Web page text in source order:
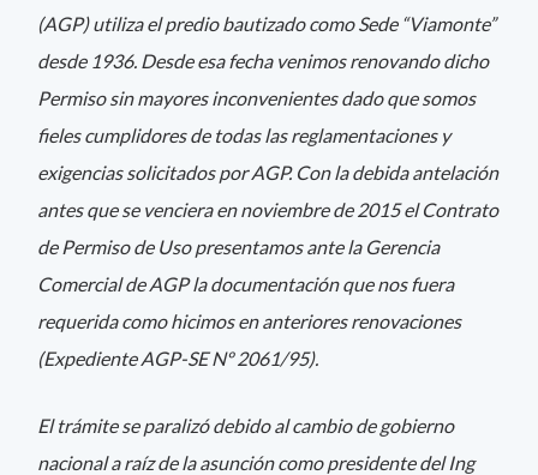
(AGP) utiliza el predio bautizado como Sede “Viamonte”
desde 1936. Desde esa fecha venimos renovando dicho
Permiso sin mayores inconvenientes dado que somos
fieles cumplidores de todas las reglamentaciones y
exigencias solicitados por AGP. Con la debida antelación
antes que se venciera en noviembre de 2015 el Contrato
de Permiso de Uso presentamos ante la Gerencia
Comercial de AGP la documentación que nos fuera
requerida como hicimos en anteriores renovaciones
(Expediente AGP-SE Nº 2061/95).
El trámite se paralizó debido al cambio de gobierno
nacional a raíz de la asunción como presidente del Ing